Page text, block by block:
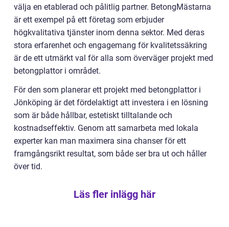
välja en etablerad och pålitlig partner. BetongMästarna
är ett exempel på ett företag som erbjuder
högkvalitativa tjänster inom denna sektor. Med deras
stora erfarenhet och engagemang för kvalitetssäkring
är de ett utmärkt val för alla som överväger projekt med
betongplattor i området.
För den som planerar ett projekt med betongplattor i
Jönköping är det fördelaktigt att investera i en lösning
som är både hållbar, estetiskt tilltalande och
kostnadseffektiv. Genom att samarbeta med lokala
experter kan man maximera sina chanser för ett
framgångsrikt resultat, som både ser bra ut och håller
över tid.
Läs fler inlägg här